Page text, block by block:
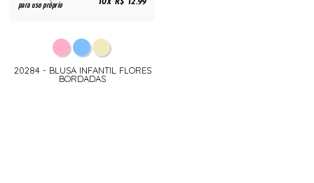
para uso próprio 10x R$ 12,99
20284 - BLUSA INFANTIL FLORES
BORDADAS